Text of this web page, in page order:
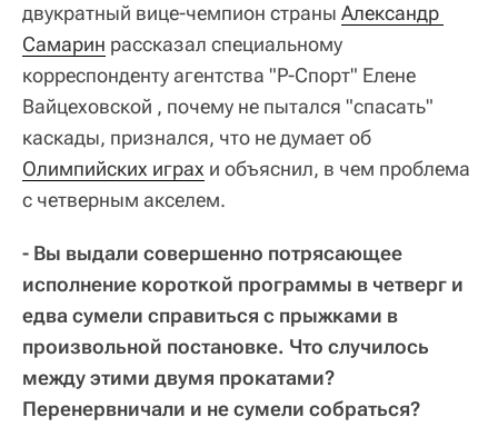
двукратный вице-чемпион страны Александр
Самарин рассказал специальному
корреспонденту агентства "Р-Спорт" Елене
Вайцеховской , почему не пытался "спасать"
каскады, признался, что не думает об
Олимпийских играх и объяснил, в чем проблема
с четверным акселем.
- Вы выдали совершенно потрясающее
исполнение короткой программы в четверг и
едва сумели справиться с прыжками в
произвольной постановке. Что случилось
между этими двумя прокатами?
Перенервничали и не сумели собраться?